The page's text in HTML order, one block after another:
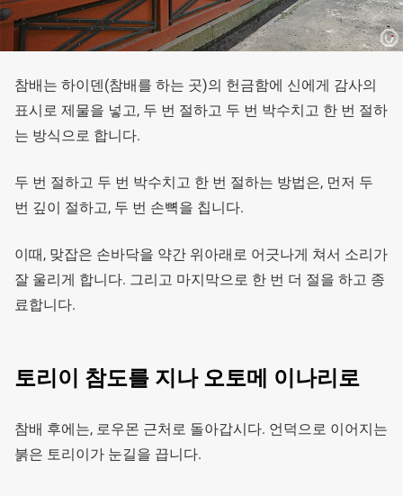
참배는 하이덴(참배를 하는 곳)의 헌금함에 신에게 감사의
표시로 제물을 넣고, 두 번 절하고 두 번 박수치고 한 번 절하
는 방식으로 합니다.
두 번 절하고 두 번 박수치고 한 번 절하는 방법은, 먼저 두
번 깊이 절하고, 두 번 손뼉을 칩니다.
이때, 맞잡은 손바닥을 약간 위아래로 어긋나게 쳐서 소리가
잘 울리게 합니다. 그리고 마지막으로 한 번 더 절을 하고 종
료합니다.
토리이 참도를 지나 오토메 이나리로
참배 후에는, 로우몬 근처로 돌아갑시다. 언덕으로 이어지는
붉은 토리이가 눈길을 끕니다.